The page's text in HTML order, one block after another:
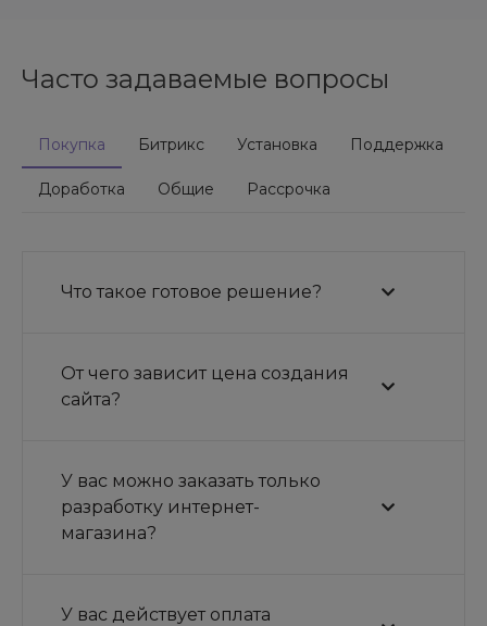
Часто задаваемые вопросы
Покупка Битрикс Установка Поддержка
Доработка Общие Рассрочка
Что такое готовое решение?
От чего зависит цена создания
сайта?
У вас можно заказать только
разработку интернет-
магазина?
У вас действует оплата